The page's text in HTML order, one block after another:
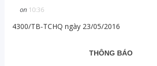
on 10:36
4300/TB-TCHQ ngày 23/05/2016
THÔNG BÁO